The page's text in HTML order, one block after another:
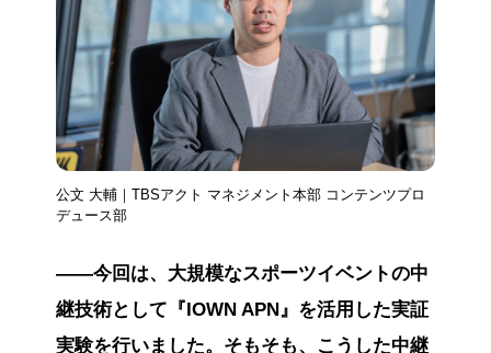
公文 大輔｜TBSアクト マネジメント本部 コンテンツプロ
デュース部
――今回は、大規模なスポーツイベントの中
継技術として『IOWN APN』を活用した実証
実験を行いました。そもそも、こうした中継